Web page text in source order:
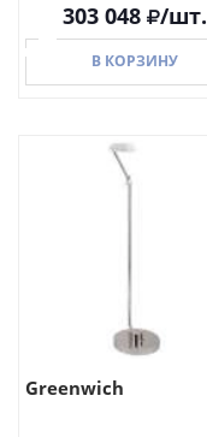
303 048 /шт.
В КОРЗИНУ
Greenwich